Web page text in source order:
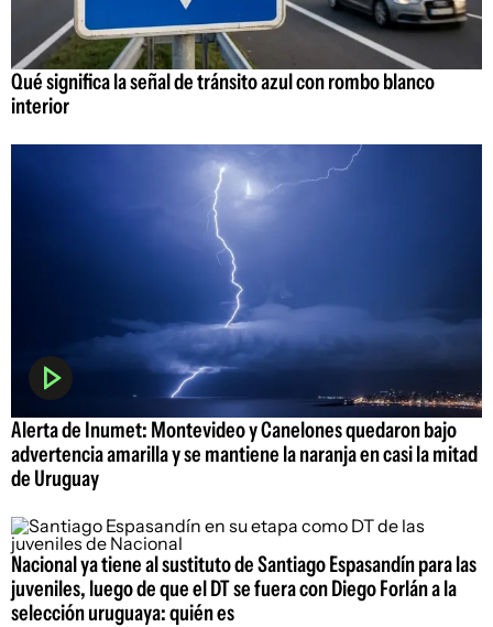
Qué significa la señal de tránsito azul con rombo blanco
interior
Alerta de Inumet: Montevideo y Canelones quedaron bajo
advertencia amarilla y se mantiene la naranja en casi la mitad
de Uruguay
Nacional ya tiene al sustituto de Santiago Espasandín para las
juveniles, luego de que el DT se fuera con Diego Forlán a la
selección uruguaya: quién es